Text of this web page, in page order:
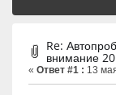
Re:
внимание 20
« Ответ #1 : 13